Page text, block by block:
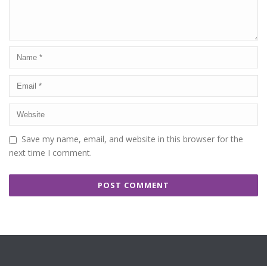
Save my name, email, and website in this browser for the
next time I comment.